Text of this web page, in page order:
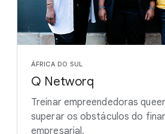
ÁFRICA DO SUL
Q Networq
Treinar empreendedoras
superar os obstáculos do
empresarial.